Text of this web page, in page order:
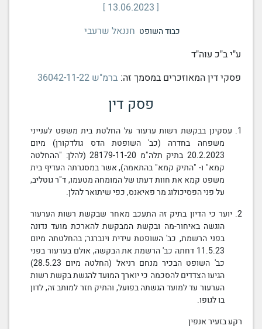
13.06.2023
כבוד השופט חננאל שרעבי
ע"י ב"כ עוה"ד
פסקי דין המאוזכרים במסמך זה: ברמ"ש 36042-11-22
פסק דין
1. עסקינן בבקשת רשות ערעור על החלטת בית משפט לענייני
משפחה בחדרה (כב' השופטת הדס גולדקורן) מיום
20.2.2023 בתיק תלה"מ 28179-11-20 (להלן: "ההחלטה
קמא" ו- "התיק קמא" בהתאמה), אשר במסגרתה העדיף בית
משפט קמא אתחוות דעתושל המומחה מטעמו, ד"ר גוטליב,
על פניהפסיכולוגמר פאיאנס, כפי שיתואר להלן.
2. יוער כי הדיון בתיק זה התעכב מאחר שבקשת
רשות הערעור
הוגשה באיחור-מה ובקשת המבקשת להארכת מועדנדונה
בפני הרשמת, כב' השופטת עידית וינברגר; בהחלטתה מיום
11.5.23 דחתה כב' הרשמת את הבקשה, אולם בערעור בפני
כב' השופט הבכיר מנחם רניאל (החלטה מיום 28.5.23)
הגיעו הצדדים להסכמה כי יוארך המועד להגשתבקשתרשות
הערעור עד למועד הגשתה בפועל, והתיק חזר למותב זה, לדון
בו לגופו.
רקע בזעיר אנפין